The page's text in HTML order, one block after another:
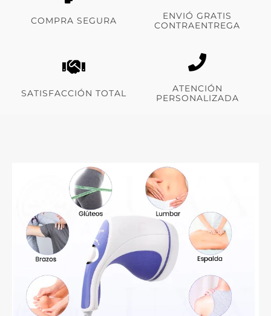
COMPRA SEGURA
ENVIÓ GRATIS
CONTRAENTREGA
SATISFACCIÓN TOTAL
ATENCIÓN
PERSONALIZADA